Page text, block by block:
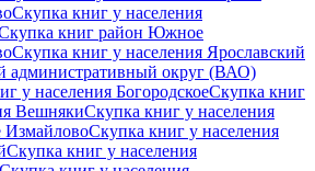
Скупка книг у населения
книг район Южное
Скупка книг у населения Ярославский
административный округ (ВАО)
у населения БогородскоеСкупка книг
ВешнякиСкупка книг у населения
ИзмайловоСкупка книг у населения
Скупка книг у населения